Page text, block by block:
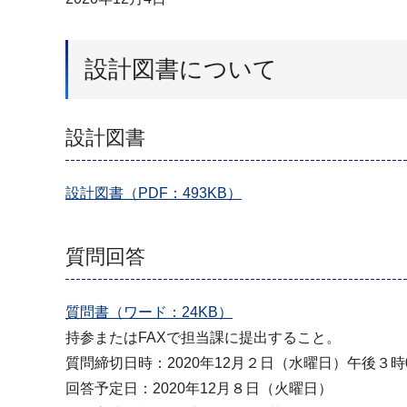
設計図書について
設計図書
設計図書（PDF：493KB）
質問回答
質問書（ワード：24KB）
持参またはFAXで担当課に提出すること。
質問締切日時：2020年12月２日（水曜日）午後３
回答予定日：2020年12月８日（火曜日）